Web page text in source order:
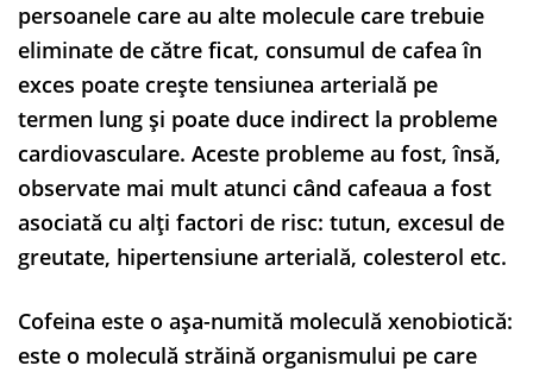
persoanele care au alte molecule care trebuie
eliminate de către ficat, consumul de cafea în
exces poate crește tensiunea arterială pe
termen lung și poate duce indirect la probleme
cardiovasculare. Aceste probleme au fost, însă,
observate mai mult atunci când cafeaua a fost
asociată cu alți factori de risc: tutun, excesul de
greutate, hipertensiune arterială, colesterol etc.
Cofeina este o așa-numită moleculă xenobiotică:
este o moleculă străină organismului pe care